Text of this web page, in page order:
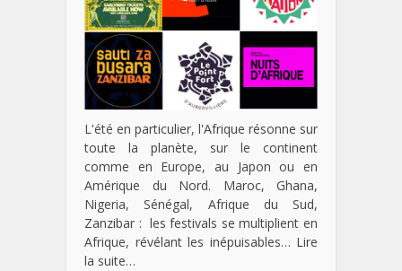
L'été en particulier, l'Afrique résonne sur
toute la planète, sur le continent
comme en Europe, au Japon ou en
Amérique du Nord. Maroc, Ghana,
Nigeria, Sénégal, Afrique du Sud,
Zanzibar : les festivals se multiplient en
Afrique, révélant les inépuisables… Lire
la suite…